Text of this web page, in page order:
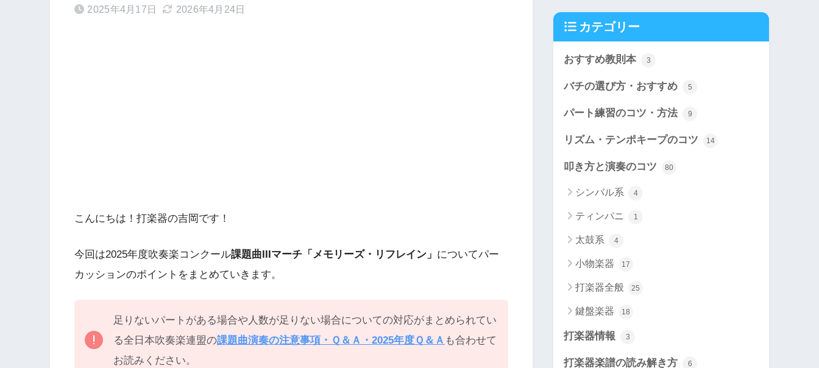
2025年4月17日 2026年4月24日
こんにちは！打楽器の吉岡です！
今回は2025年度吹奏楽コンクール課題曲IIIマーチ「メモリーズ・リフレイン」 についてパー
カッションのポイントをまとめていきます。
足りないパートがある場合や人数が足りない場合についての対応がまとめられてい
る全日本吹奏楽連盟の課題曲演奏の注意事項・Ｑ＆Ａ・2025年度Ｑ＆Ａ も合わせて
お読みください。
カテゴリー
おすすめ教則本 3
バチの選び方・おすすめ 5
パート練習のコツ・方法 9
リズム・テンポキープのコツ 14
叩き方と演奏のコツ 80
シンバル系 4
ティンパニ 1
太鼓系 4
小物楽器 17
打楽器全般 25
鍵盤楽器 18
打楽器情報 3
打楽器楽譜の読み解き方 6